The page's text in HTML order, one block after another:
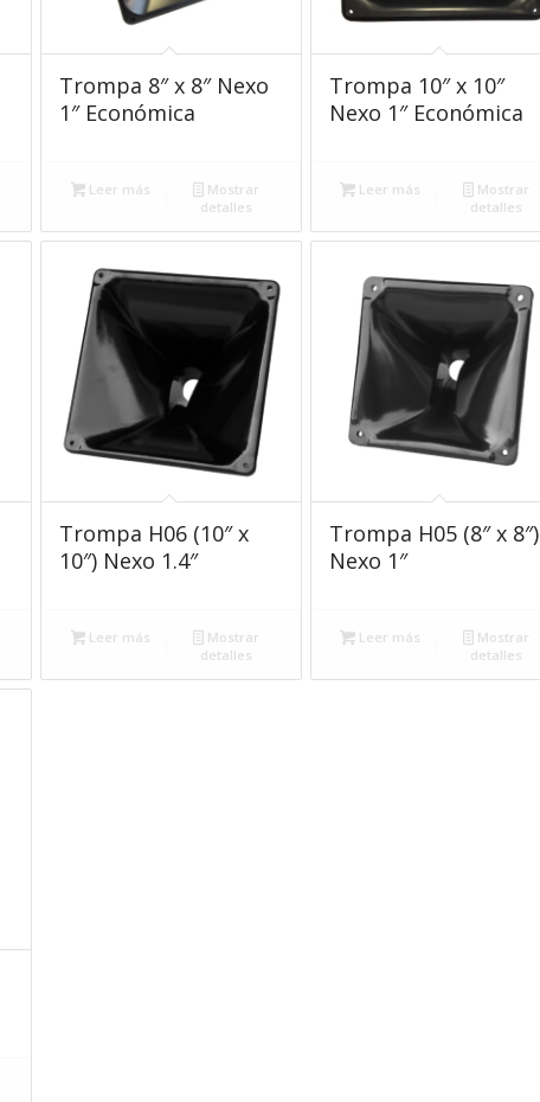
Trompa 8″ x 8″ Nexo
1″ Económica
Leer más
Mostrar
detalles
Trompa 10″ x 10″
Nexo 1″ Económica
Leer más
Mostrar
detalles
Trompa H06 (10″ x
10″) Nexo 1.4″
Leer más
Mostrar
detalles
Trompa H05 (8″ x 8″)
Nexo 1″
Leer más
Mostrar
detalles